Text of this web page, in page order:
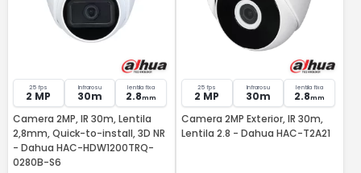
25 fps
2 MP
Infrarosu
30m
lentila fixa
2.8mm
Camera 2MP, IR 30m, Lentila
2,8mm, Quick-to-install, 3D NR
- Dahua HAC-HDW1200TRQ-
0280B-S6
25 fps
2 MP
Infrarosu
30m
lentila fixa
2.8mm
Camera 2MP Exterior, IR 30m,
Lentila 2.8 - Dahua HAC-T2A21